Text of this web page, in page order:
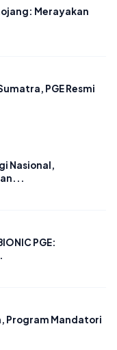
Merayakan
PGE Resmi
Nasional,
PGE:
Program Mandatori